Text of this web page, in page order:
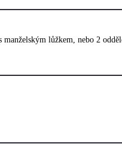
lůžkem, nebo 2